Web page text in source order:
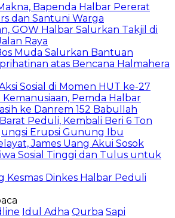
Bapenda Halbar Pererat
dan Santuni Warga
GOW Halbar Salurkan Takjil di
Raya
Muda Salurkan Bantuan
atas Bencana Halmahera
Sosial di Momen HUT ke-27
Pemda Halbar
ke Danrem 152 Babullah
Peduli, Kembali Beri 6 Ton
Erupsi Gunung Ibu
James Uang Akui Sosok
Sosial Tinggi dan Tulus untuk
Kesmas Dinkes Halbar Peduli
Idul Adha Qurba Sapi